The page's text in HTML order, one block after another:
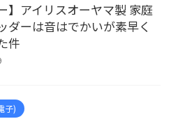
】アイリスオーヤマ製 家庭
ダーは音はでかいが素早く
件
子)